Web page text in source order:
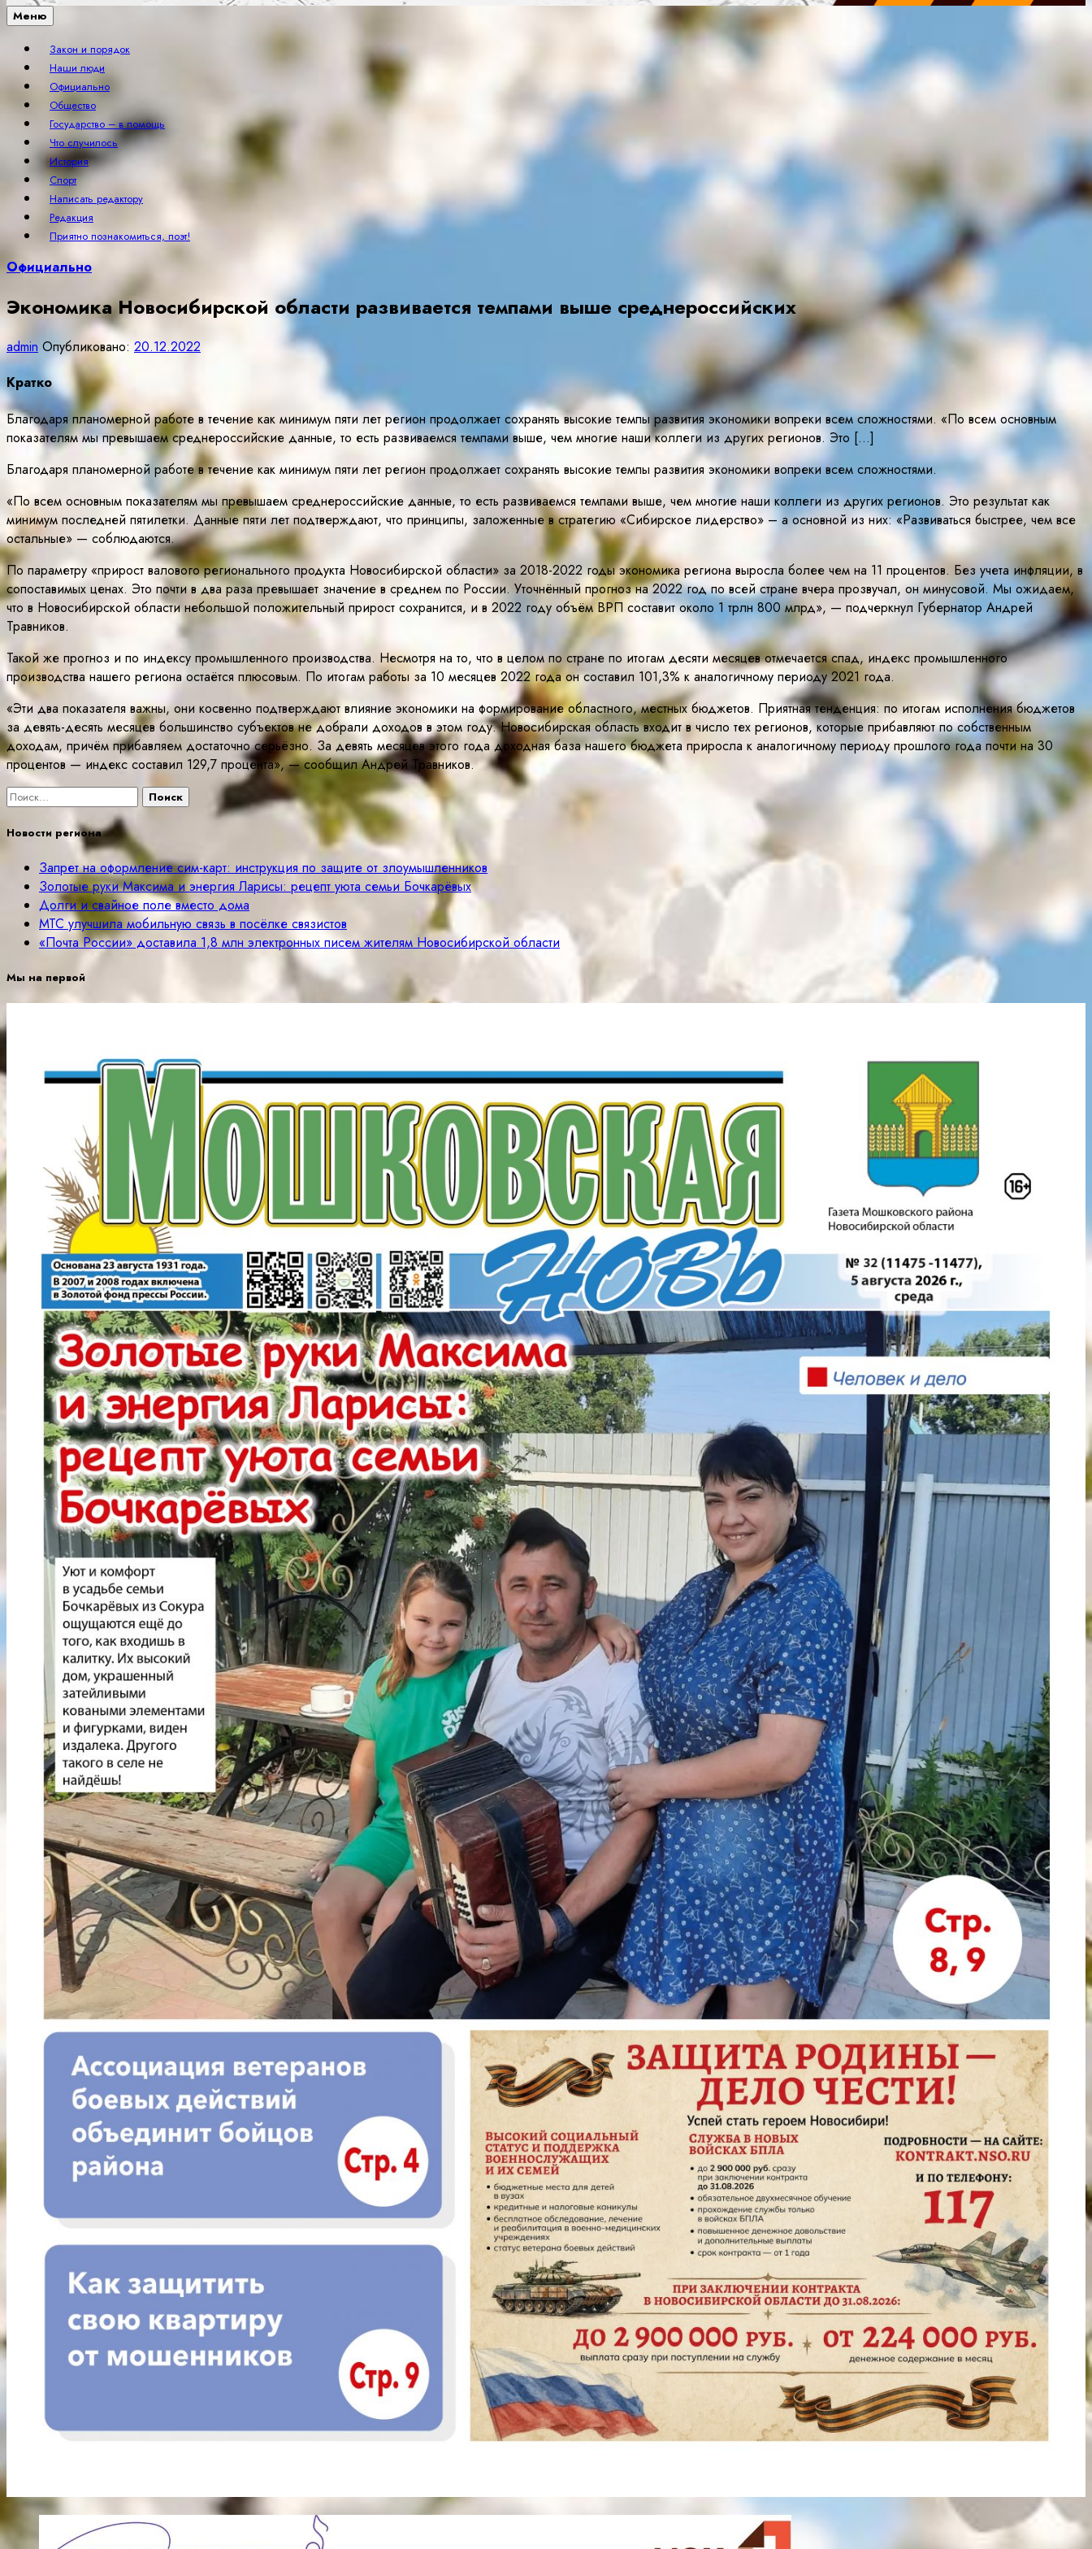
Меню
Закон и порядок
Наши люди
Официально
Общество
Государство – в помощь
Что случилось
История
Спорт
Написать редактору
Редакция
Приятно познакомиться, поэт!
Официально
Экономика Новосибирской области развивается темпами выше среднероссийских
admin Опубликовано: 20.12.2022
Кратко
Благодаря планомерной работе в течение как минимум пяти лет регион продолжает сохранять высокие темпы развития экономики вопреки всем сложностями. «По всем основным
показателям мы превышаем среднероссийские данные, то есть развиваемся темпами выше, чем многие наши коллеги из других регионов. Это […]
Благодаря планомерной работе в течение как минимум пяти лет регион продолжает сохранять высокие темпы развития экономики вопреки всем сложностями.
«По всем основным показателям мы превышаем среднероссийские данные, то есть развиваемся темпами выше, чем многие наши коллеги из других регионов. Это результат как
минимум последней пятилетки. Данные пяти лет подтверждают, что принципы, заложенные в стратегию «Сибирское лидерство» – а основной из них: «Развиваться быстрее, чем все
остальные» — соблюдаются.
По параметру «прирост валового регионального продукта Новосибирской области» за 2018-2022 годы экономика региона выросла более чем на 11 процентов. Без учета инфляции, в
сопоставимых ценах. Это почти в два раза превышает значение в среднем по России. Уточнённый прогноз на 2022 год по всей стране вчера прозвучал, он минусовой. Мы ожидаем,
что в Новосибирской области небольшой положительный прирост сохранится, и в 2022 году объём ВРП составит около 1 трлн 800 млрд», — подчеркнул Губернатор Андрей
Травников.
Такой же прогноз и по индексу промышленного производства. Несмотря на то, что в целом по стране по итогам десяти месяцев отмечается спад, индекс промышленного
производства нашего региона остаётся плюсовым. По итогам работы за 10 месяцев 2022 года он составил 101,3% к аналогичному периоду 2021 года.
«Эти два показателя важны, они косвенно подтверждают влияние экономики на формирование областного, местных бюджетов. Приятная тенденция: по итогам исполнения бюджетов
за девять-десять месяцев большинство субъектов не добрали доходов в этом году. Новосибирская область входит в число тех регионов, которые прибавляют по собственным
доходам, причём прибавляем достаточно серьёзно. За девять месяцев этого года доходная база нашего бюджета приросла к аналогичному периоду прошлого года почти на 30
процентов — индекс составил 129,7 процента», — сообщил Андрей Травников.
Найти:
Новости региона
Запрет на оформление сим-карт: инструкция по защите от злоумышленников
Золотые руки Максима и энергия Ларисы: рецепт уюта семьи Бочкарёвых
Долги и свайное поле вместо дома
МТС улучшила мобильную связь в посёлке связистов
«Почта России» доставила 1,8 млн электронных писем жителям Новосибирской области
Мы на первой